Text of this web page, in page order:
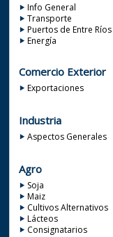
Info General
Transporte
Puertos de Entre Ríos
Energía
Comercio Exterior
Exportaciones
Industria
Aspectos Generales
Agro
Soja
Maiz
Cultivos Alternativos
Lácteos
Consignatarios